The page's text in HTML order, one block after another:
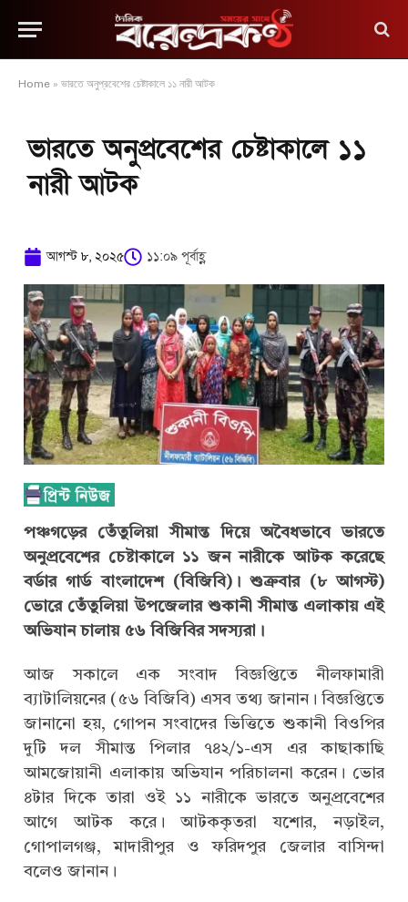
Home » ভারতে অনুপ্রবেশের চেষ্টাকালে ১১ নারী আটক
ভারতে অনুপ্রবেশের চেষ্টাকালে ১১
নারী আটক
আগস্ট ৮, ২০২৫ ১১:০৯ পূর্বাহ্ণ
পঞ্চগড়ের তেঁতুলিয়া সীমান্ত দিয়ে অবৈধভাবে ভারতে
অনুপ্রবেশের চেষ্টাকালে ১১ জন নারীকে আটক করেছে
বর্ডার গার্ড বাংলাদেশ (বিজিবি)। শুক্রবার (৮ আগস্ট)
ভোরে তেঁতুলিয়া উপজেলার শুকানী সীমান্ত এলাকায় এই
অভিযান চালায় ৫৬ বিজিবির সদস্যরা।
আজ সকালে এক সংবাদ বিজ্ঞপ্তিতে নীলফামারী
ব্যাটালিয়নের (৫৬ বিজিবি) এসব তথ্য জানান। বিজ্ঞপ্তিতে
জানানো হয়, গোপন সংবাদের ভিত্তিতে শুকানী বিওপির
দুটি দল সীমান্ত পিলার ৭৪২/১-এস এর কাছাকাছি
আমজোয়ানী এলাকায় অভিযান পরিচালনা করেন। ভোর
৪টার দিকে তারা ওই ১১ নারীকে ভারতে অনুপ্রবেশের
আগে আটক করে। আটককৃতরা যশোর, নড়াইল,
গোপালগঞ্জ, মাদারীপুর ও ফরিদপুর জেলার বাসিন্দা
বলেও জানান।